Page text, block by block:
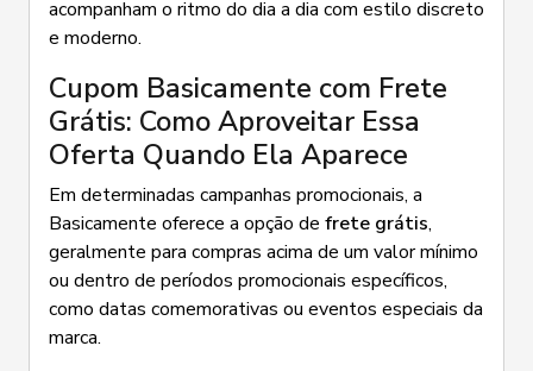
acompanham o ritmo do dia a dia com estilo discreto
e moderno.
Cupom Basicamente com Frete
Grátis: Como Aproveitar Essa
Oferta Quando Ela Aparece
Em determinadas campanhas promocionais, a
Basicamente oferece a opção de frete grátis,
geralmente para compras acima de um valor mínimo
ou dentro de períodos promocionais específicos,
como datas comemorativas ou eventos especiais da
marca.